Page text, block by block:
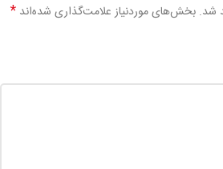
شد. بخش‌های موردنیاز علامت‌گذاری شده‌اند *